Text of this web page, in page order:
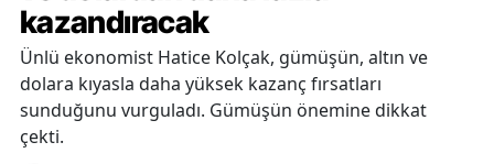
kazandıracak
Ünlü ekonomist Hatice Kolçak, gümüşün, altın ve
dolara kıyasla daha yüksek kazanç fırsatları
sunduğunu vurguladı. Gümüşün önemine dikkat
çekti.